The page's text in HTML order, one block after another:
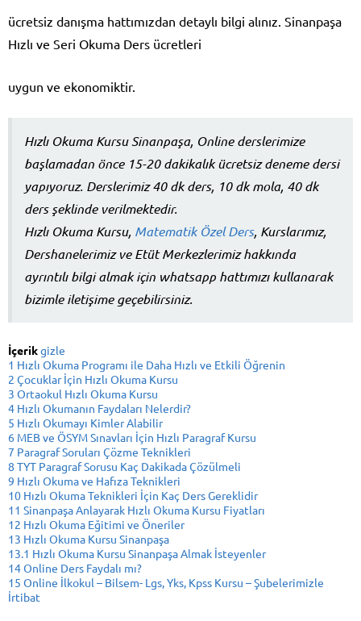
ücretsiz danışma hattımızdan detaylı bilgi alınız. Sinanpaşa
Hızlı ve Seri Okuma Ders ücretleri
uygun ve ekonomiktir.
Hızlı Okuma Kursu Sinanpaşa, Online derslerimize
başlamadan önce 15-20 dakikalık ücretsiz deneme dersi
yapıyoruz. Derslerimiz 40 dk ders, 10 dk mola, 40 dk
ders şeklinde verilmektedir.
Hızlı Okuma Kursu, Matematik Özel Ders, Kurslarımız,
Dershanelerimiz ve Etüt Merkezlerimiz hakkında
ayrıntılı bilgi almak için whatsapp hattımızı kullanarak
bizimle iletişime geçebilirsiniz.
İçerikgizle
1 Hızlı Okuma Programı ile Daha Hızlı ve Etkili Öğrenin
2 Çocuklar İçin Hızlı Okuma Kursu
3 Ortaokul Hızlı Okuma Kursu
4 Hızlı Okumanın Faydaları Nelerdir?
5 Hızlı Okumayı Kimler Alabilir
6 MEB ve ÖSYM Sınavları İçin Hızlı Paragraf Kursu
7 Paragraf Soruları Çözme Teknikleri
8 TYT Paragraf Sorusu Kaç Dakikada Çözülmeli
9 Hızlı Okuma ve Hafıza Teknikleri
10 Hızlı Okuma Teknikleri İçin Kaç Ders Gereklidir
11 Sinanpaşa Anlayarak Hızlı Okuma Kursu Fiyatları
12 Hızlı Okuma Eğitimi ve Öneriler
13 Hızlı Okuma Kursu Sinanpaşa
13.1 Hızlı Okuma Kursu Sinanpaşa Almak İsteyenler
14Online Ders Faydalı mı?
15 Online İlkokul – Bilsem- Lgs, Yks, Kpss Kursu – Şubelerimizle
İrtibat